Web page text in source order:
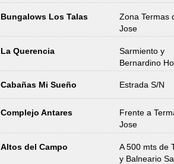
Bungalows Los Talas
Zona Termas
Jose
La Querencia
Sarmiento y
Bernardino
Cabañas Mi Sueño Estrada S/N
Complejo Antares
Frente a
Jose
Altos del Campo
A 500 mts de
y Balneario